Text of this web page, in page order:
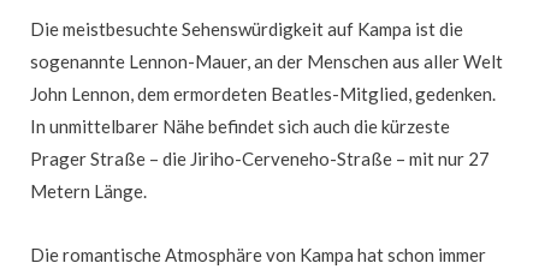
Die meistbesuchte Sehenswürdigkeit auf Kampa ist die
sogenannte Lennon-Mauer, an der Menschen aus aller Welt
John Lennon, dem ermordeten Beatles-Mitglied, gedenken.
In unmittelbarer Nähe befindet sich auch die kürzeste
Prager Straße – die Jiriho-Cerveneho-Straße – mit nur 27
Metern Länge.
Die romantische Atmosphäre von Kampa hat schon immer